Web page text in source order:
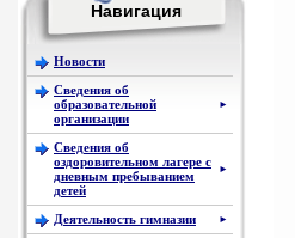
Навигация
Новости
Сведения об
образовательной
организации
►
Сведения об
оздоровительном лагере с
дневным пребыванием
детей
►
Деятельность гимназии ►